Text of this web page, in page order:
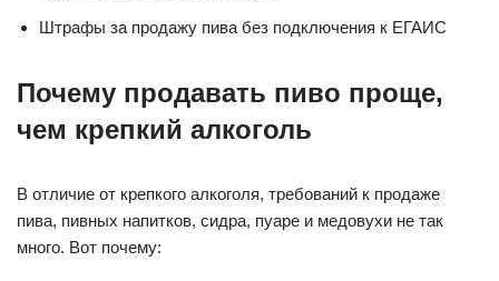
Штрафы за продажу пива без подключения к ЕГАИС
Почему продавать пиво проще,
чем крепкий алкоголь
В отличие от крепкого алкоголя, требований к продаже
пива, пивных напитков, сидра, пуаре и медовухи не так
много. Вот почему: